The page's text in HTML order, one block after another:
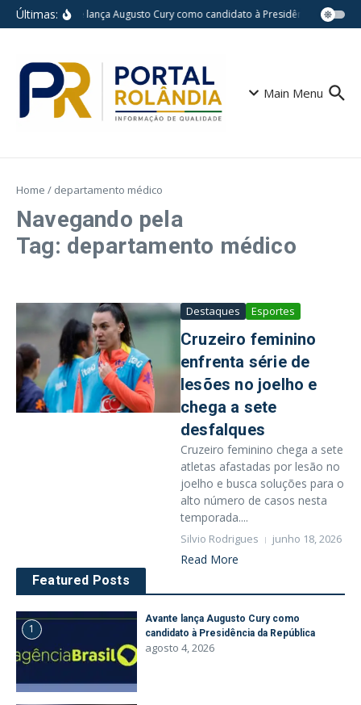
Ir para o conteúdo
Últimas:Avante lança Augusto Cury como candidato à Presidência da
Main Menu
Home / departamento médico
Navegando pela
Tag: departamento médico
Destaques Esportes
Cruzeiro feminino
enfrenta série de
lesões no joelho e
chega a sete
desfalques
Cruzeiro feminino chega a sete
atletas afastadas por lesão no
joelho e busca soluções para o
alto número de casos nesta
temporada....
Silvio Rodrigues junho 18, 2026
Read More
Featured Posts
1
Avante lança Augusto Cury como
candidato à Presidência da República
agosto 4, 2026